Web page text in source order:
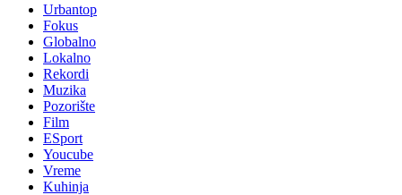
Urbantop
Fokus
Globalno
Lokalno
Rekordi
Muzika
Pozorište
Film
ESport
Youcube
Vreme
Kuhinja